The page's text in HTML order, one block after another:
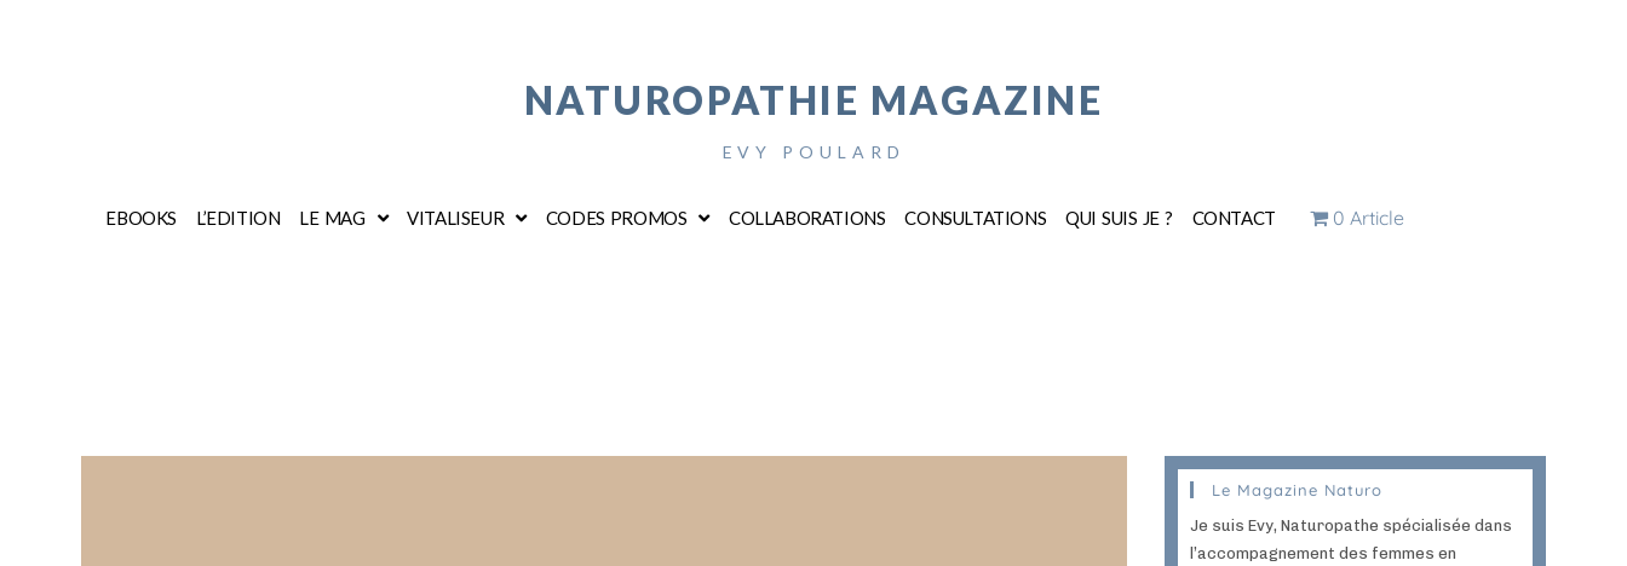
NATUROPATHIE MAGAZINE
EVY POULARD
EBOOKS L’EDITION LE MAG VITALISEUR CODES PROMOS COLLABORATIONS CONSULTATIONS QUI SUIS JE ? CONTACT 0 Article
Le Magazine Naturo
Je suis Evy, Naturopathe spécialisée dans
l’accompagnement des femmes en